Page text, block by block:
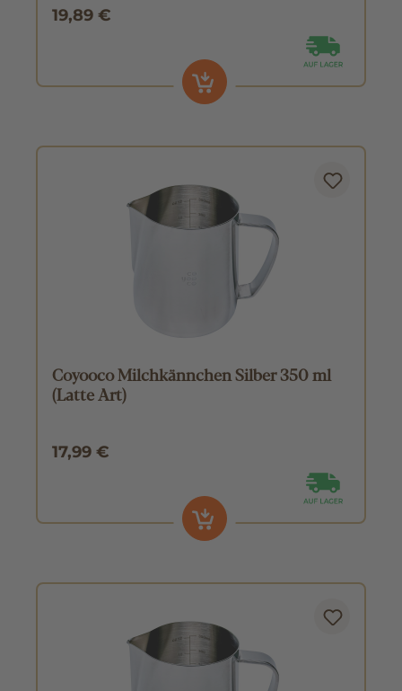
19,89 €
Coyooco Milchkännchen Silber 350 ml
(Latte Art)
17,99 €